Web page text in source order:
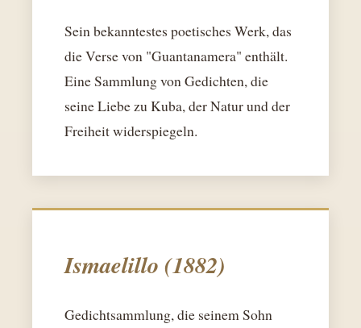
Sein bekanntestes poetisches Werk, das
die Verse von "Guantanamera" enthält.
Eine Sammlung von Gedichten, die
seine Liebe zu Kuba, der Natur und der
Freiheit widerspiegeln.
Ismaelillo (1882)
Gedichtsammlung, die seinem Sohn